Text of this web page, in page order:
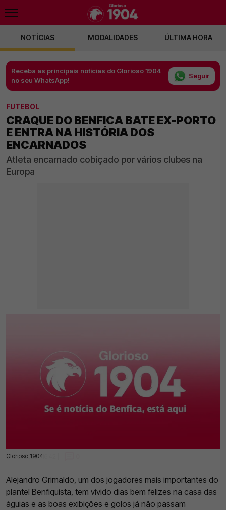
NOTÍCIAS MODALIDADES ÚLTIMA HORA
Receba as principais notícias do Glorioso 1904
no seu WhatsApp!
Seguir
FUTEBOL
CRAQUE DO BENFICA BATE EX-PORTO
E ENTRA NA HISTÓRIA DOS
ENCARNADOS
Atleta encarnado cobiçado por vários clubes na
Europa
Glorioso 1904
31 Out 2022 | 16:42 |
Alejandro Grimaldo, um dos jogadores mais importantes do
plantel Benfiquista, tem vivido dias bem felizes na casa das
águias e as boas exibições e golos já não passam